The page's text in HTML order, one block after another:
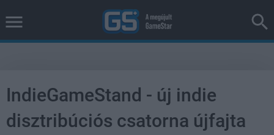
IndieGameStand - új indie
disztribúciós csatorna újfajta